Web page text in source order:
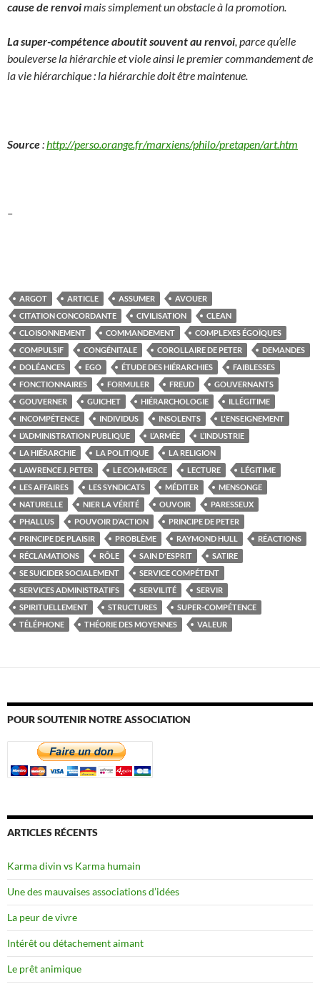
cause de renvoimais simplement un obstacle à la promotion.
La super-compétence aboutit souvent au renvoi , parce qu’elle
bouleverse la hiérarchie et viole ainsi le premier commandement de
la vie hiérarchique : la hiérarchie doit être maintenue.
Source : http://perso.orange.fr/marxiens/philo/pretapen/art.htm
–
ARGOT ARTICLE ASSUMER
AVOUER
CITATION CONCORDANTE
CIVILISATION
CLEAN
CLOISONNEMENT
COMMANDEMENT
COMPLEXES ÉGOÏQUES
COMPULSIF
CONGÉNITALE COROLLAIRE DE PETER
DEMANDES
DOLÉANCES
EGO ÉTUDE DES HIÉRARCHIES
FAIBLESSES
FONCTIONNAIRES
FORMULER FREUD
GOUVERNANTS
GOUVERNER
GUICHET HIÉRARCHOLOGIE
ILLÉGITIME
INCOMPÉTENCE
INDIVIDUS INSOLENTS
L'ENSEIGNEMENT
L’ADMINISTRATION PUBLIQUE
L’ARMÉE
L’INDUSTRIE
LA HIÉRARCHIE
LA POLITIQUE
LA RELIGION
LAWRENCE J. PETER
LE COMMERCE LECTURE
LÉGITIME
LES AFFAIRES
LES SYNDICATS MÉDITER
MENSONGE
NATURELLE
NIER LA VÉRITÉ OUVOIR
PARESSEUX
PHALLUS
POUVOIR D’ACTION
PRINCIPE DE PETER
PRINCIPE DE PLAISIR
PROBLÈME RAYMOND HULL
RÉACTIONS
RÉCLAMATIONS
RÔLE SAIN D'ESPRIT
SATIRE
SE SUICIDER SOCIALEMENT
SERVICE COMPÉTENT
SERVICES ADMINISTRATIFS
SERVILITÉ
SERVIR
SPIRITUELLEMENT
STRUCTURES
SUPER-COMPÉTENCE
TÉLÉPHONE
THÉORIE DES MOYENNES VALEUR
POUR SOUTENIR NOTRE ASSOCIATION
ARTICLES RÉCENTS
Karma divin vs Karma humain
Une des mauvaises associations d’idées
La peur de vivre
Intérêt ou détachement aimant
Le prêt animique